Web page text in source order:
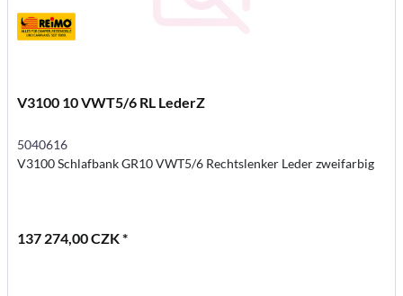
V3100 10 VWT5/6 RL LederZ
5040616
V3100 Schlafbank GR10 VWT5/6 Rechtslenker Leder zweifarbig
137 274,00 CZK *